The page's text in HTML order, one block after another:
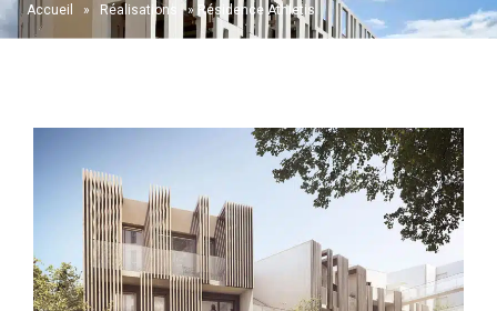
Accueil » Réalisations » Résidence Athletis